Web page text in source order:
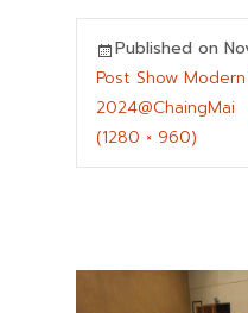
Published on
Post Show
2024@ChaingMai
(1280 × 960)